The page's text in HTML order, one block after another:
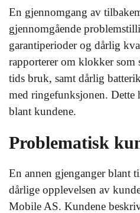
En gjennomgang av
gjennomgående
garantiperioder og dårlig
rapporterer om klokker som
tids bruk, samt dårlig
med ringefunksjonen.
blant kundene.
Problematisk
En annen gjenganger blant
dårlige opplevelsen av
Mobile AS. Kundene